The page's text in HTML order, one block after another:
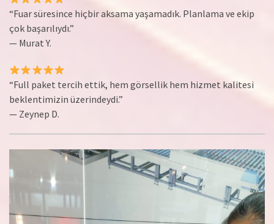
“Fuar süresince hiçbir aksama yaşamadık. Planlama ve ekip
çok başarılıydı.”
— Murat Y.
“Full paket tercih ettik, hem görsellik hem hizmet kalitesi
beklentimizin üzerindeydi.”
— Zeynep D.